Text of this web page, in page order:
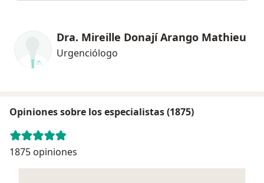
Dra. Mireille Donají Arango Mathieu
Urgenciólogo
Opiniones sobre los especialistas (1875)
1875 opiniones